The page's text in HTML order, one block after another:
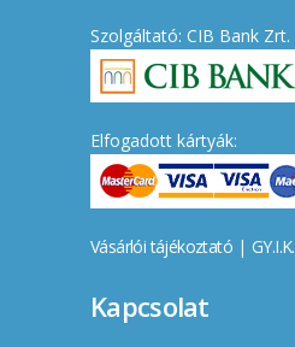
Szolgáltató: CIB Bank Zrt.
Elfogadott kártyák:
Vásárlói tájékoztató | GY.I.K.
Kapcsolat